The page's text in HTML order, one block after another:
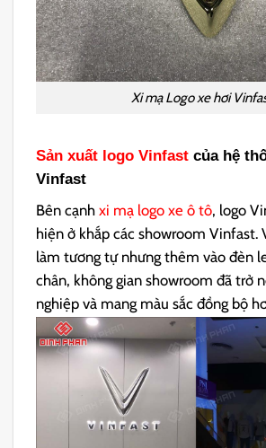
Xi mạ Logo xe hơi
Sản xuất logo Vinfast của hệ
Vinfast
Bên cạnhxi mạ logo xe ô tô, logo
hiện ở khắp các showroom Vinfast.
làm tương tự nhưng thêm vào đèn
chân, không gian showroom đã trở
nghiệp và mang màu sắc đồng bộ